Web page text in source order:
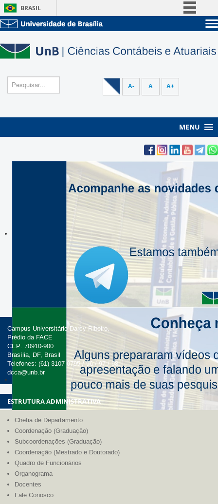
BRASIL
Participe
Legislação
Unidades acadêmicas
Estude na UnB
Administração
A- A A+
MENU
Campus Universitário Darcy Ribeiro,
Prédio da FACE
CEP: 70910-900
Brasília, DF, Brasil
Telefones: (61) 3107-0795 / 96 / 97 / 98
dcca@unb.br
ESTRUTURA ADMINISTRATIVA
Chefia de Departamento
Coordenação (Graduação)
Subcoordenações (Graduação)
Coordenação (Mestrado e Doutorado)
Quadro de Funcionários
Organograma
Docentes
Fale Conosco